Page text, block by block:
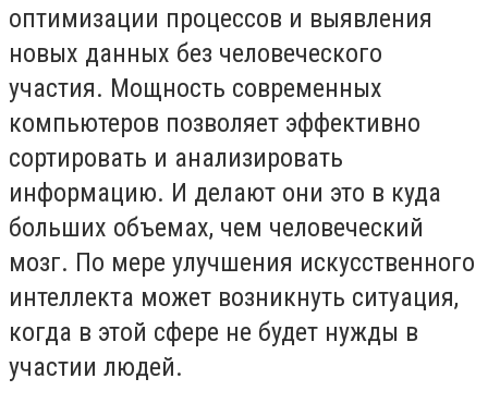
оптимизации процессов и выявления
новых данных без человеческого
участия. Мощность современных
компьютеров позволяет эффективно
сортировать и анализировать
информацию. И делают они это в куда
больших объемах, чем человеческий
мозг. По мере улучшения искусственного
интеллекта может возникнуть ситуация,
когда в этой сфере не будет нужды в
участии людей.